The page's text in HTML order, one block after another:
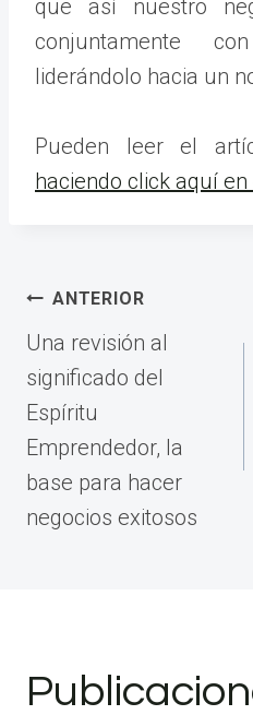
que así nuestro
conjuntamente
liderándolo hacia un
Pueden leer el
haciendo click aquí
Navegación
de
entradas
ANTERIOR
Una revisión al
significado del
Espíritu
Emprendedor, la
base para hacer
negocios exitosos